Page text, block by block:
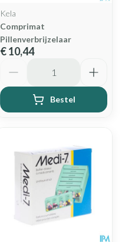
Kela
Comprimat
Pillenverbrijzelaar
€ 10,44
Bestel